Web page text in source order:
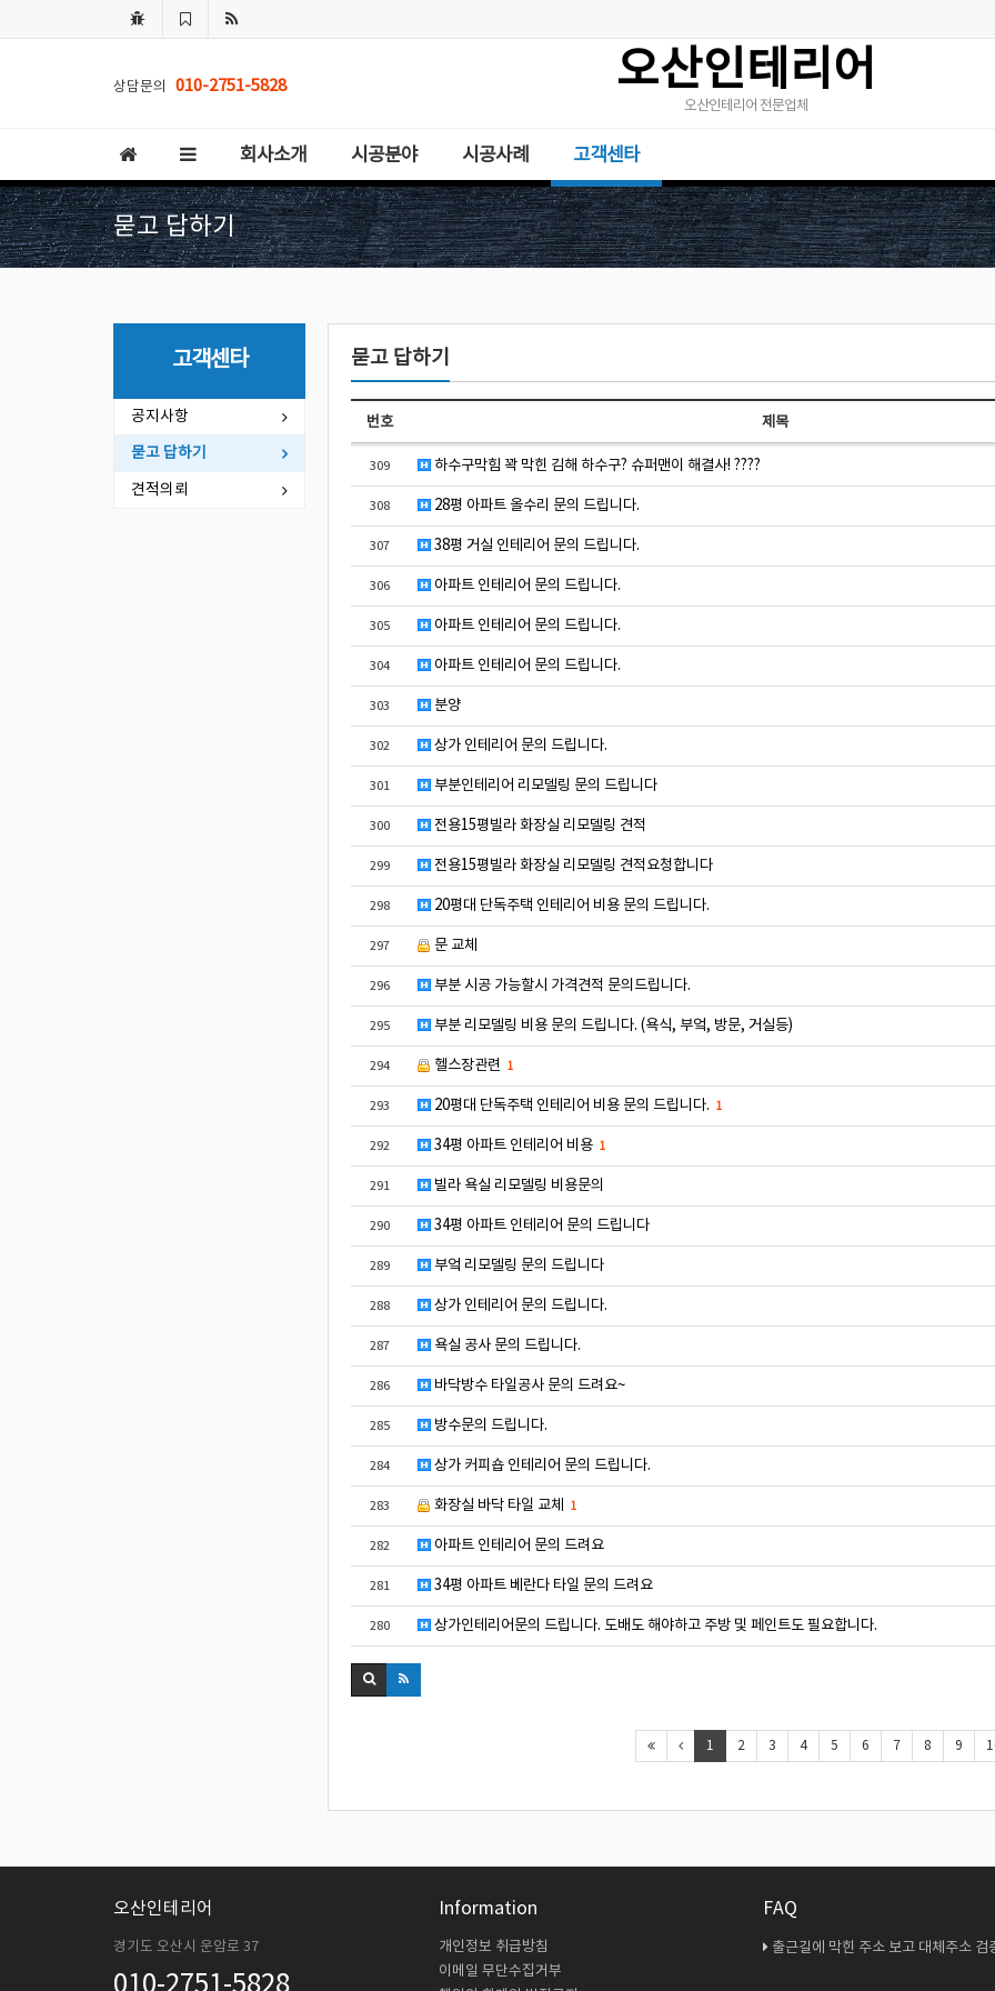
상담문의 010-2751-5828 오산인테리어
오산인테리어 전문업체
회사소개 시공분야 시공사례 고객센타
묻고 답하기
묻고 답하기
번호 제목
309 하수구막힘 꽉 막힌 김해 하수구? 슈퍼맨이 해결사! ????
308 28평 아파트 올수리 문의 드립니다.
307 38평 거실 인테리어 문의 드립니다.
306 아파트 인테리어 문의 드립니다.
305 아파트 인테리어 문의 드립니다.
304 아파트 인테리어 문의 드립니다.
303 분양
302 상가 인테리어 문의 드립니다.
301 부분인테리어 리모델링 문의 드립니다
300 전용15평빌라 화장실 리모델링 견적
299 전용15평빌라 화장실 리모델링 견적요청합니다
298 20평대 단독주택 인테리어 비용 문의 드립니다.
297 문 교체
296 부분 시공 가능할시 가격견적 문의드립니다.
295 부분 리모델링 비용 문의 드립니다. (욕식, 부엌, 방문, 거실등)
294 헬스장관련 1
293 20평대 단독주택 인테리어 비용 문의 드립니다. 1
292 34평 아파트 인테리어 비용 1
291 빌라 욕실 리모델링 비용문의
290 34평 아파트 인테리어 문의 드립니다
289 부엌 리모델링 문의 드립니다
288 상가 인테리어 문의 드립니다.
287 욕실 공사 문의 드립니다.
286 바닥방수 타일공사 문의 드려요~
285 방수문의 드립니다.
284 상가 커피숍 인테리어 문의 드립니다.
283 화장실 바닥 타일 교체 1
282 아파트 인테리어 문의 드려요
281 34평 아파트 베란다 타일 문의 드려요
280 상가인테리어문의 드립니다. 도배도 해야하고 주방 및 페인트도 필요합니다.
1 2 3 4 5 6 7 8 9
고객센타
공지사항
묻고 답하기
견적의뢰
오산인테리어
경기도 오산시 운암로 37
Information
개인정보 취급방침
이메일 무단수집거부
FAQ
출근길에 막힌 주소 보고 대체주소 검증 다시 해봤